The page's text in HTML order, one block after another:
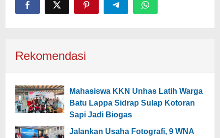
Rekomendasi
Mahasiswa KKN Unhas Latih Warga
Batu Lappa Sidrap Sulap Kotoran
Sapi Jadi Biogas
Jalankan Usaha Fotografi, 9 WNA